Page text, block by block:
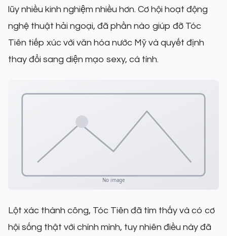
lũy nhiều kinh nghiệm nhiều hơn. Cơ hội hoạt động
nghệ thuật hải ngoại, đã phần nào giúp đỡ Tóc
Tiên tiếp xúc với văn hóa nước Mỹ và quyết định
thay đổi sang diện mạo sexy, cá tính.
Lột xác thành công, Tóc Tiên đã tìm thấy và có cơ
hội sống thật với chính mình, tuy nhiên điều này đã